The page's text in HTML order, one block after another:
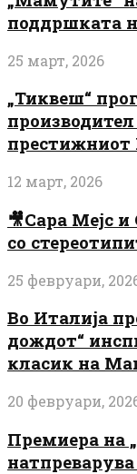
поддршката
25 март, 2026
„Тиквеш“
12 март, 2026
🎥Сара Мејс
со
25 февруари,
Во Италија
дождот“
класик на
20 февруари,
Премиера на